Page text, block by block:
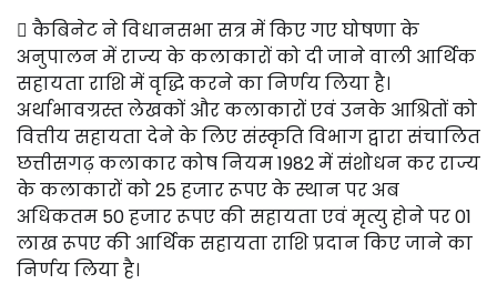
 कैबिनेट ने विधानसभा सत्र में किए गए घोषणा के
अनुपालन में राज्य के कलाकारों को दी जाने वाली आर्थिक
सहायता राशि में वृद्धि करने का निर्णय लिया है।
अर्थाभावग्रस्त लेखकों और कलाकारों एवं उनके आश्रितों को
वित्तीय सहायता देने के लिए संस्कृति विभाग द्वारा संचालित
छत्तीसगढ़ कलाकार कोष नियम 1982 में संशोधन कर राज्य
के कलाकारों को 25 हजार रूपए के स्थान पर अब
अधिकतम 50 हजार रूपए की सहायता एवं मृत्यु होने पर 01
लाख रूपए की आर्थिक सहायता राशि प्रदान किए जाने का
निर्णय लिया है।